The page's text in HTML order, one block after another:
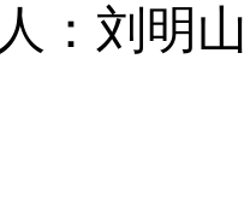
：刘明